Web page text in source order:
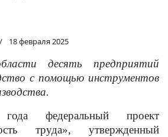
18 февраля 2025
десять предприятий
с помощью инструментов
федеральный проект
труда», утвержденный